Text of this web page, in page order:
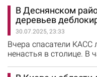
сразу же прибыли на
доступ граждан к
взрывотехнической
неизвестный предмет
противопехотной…
В Деснянском
деревьев
30.07.2025, 23:33
Вчера спасатели КАСС
ненастья в столице. В
автомобили. Работы